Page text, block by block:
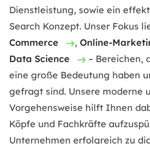
Dienstleistung, sowie ein
Search Konzept. Unser Fokus
Commerce
, Online-
Data Science
– Bereichen,
eine große Bedeutung haben
gefragt sind. Unsere moderne
Vorgehensweise hilft Ihnen
Köpfe und Fachkräfte
Unternehmen erfolgreich zu